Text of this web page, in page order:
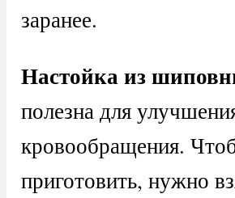
заранее.
Настойка из
полезна для
кровообращения.
приготовить, нужно